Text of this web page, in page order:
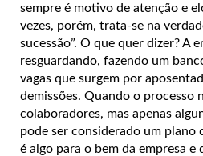
sempre é motivo de atenção e
vezes, porém, trata-se na
sucessão”. O que quer dizer? A
resguardando, fazendo um
vagas que surgem por
demissões. Quando o processo
colaboradores, mas apenas
pode ser considerado um plano
é algo para o bem da empresa e